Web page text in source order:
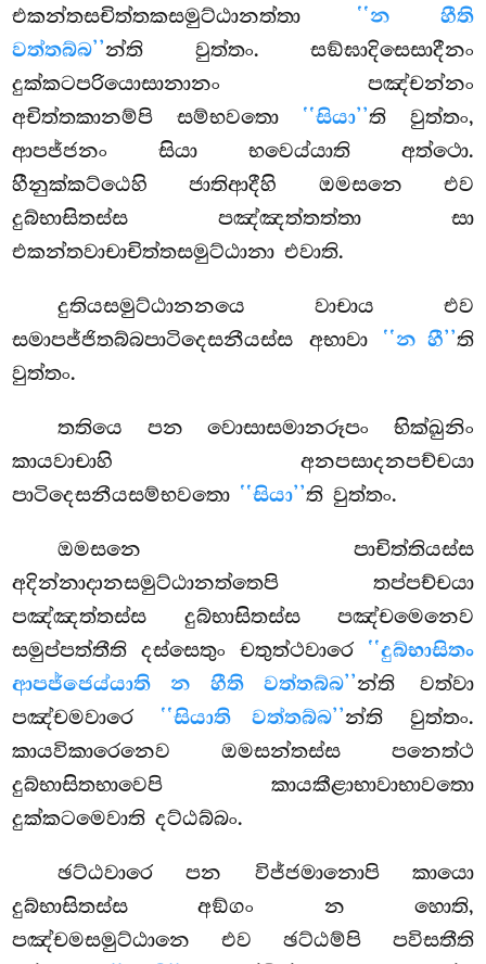
එකන්තසචිත්තකසමුට්ඨානත්තා ‘‘න හීති
වත්තබ්බ’’න්ති වුත්තං. සඞ්ඝාදිසෙසාදීනං
දුක්කටපරියොසානානං පඤ්චන්නං
අචිත්තකානම්පි සම්භවතො ‘‘සියා’’ති වුත්තං,
ආපජ්ජනං සියා භවෙය්යාති අත්ථො.
හීනුක්කට්ඨෙහි ජාතිආදීහි ඔමසනෙ එව
දුබ්භාසිතස්ස පඤ්ඤත්තත්තා සා
එකන්තවාචාචිත්තසමුට්ඨානා එවාති.
දුතියසමුට්ඨානනයෙ වාචාය එව
සමාපජ්ජිතබ්බපාටිදෙසනීයස්ස අභාවා ‘‘න හී’’ති
වුත්තං.
තතියෙ පන වොසාසමානරූපං භික්ඛුනිං
කායවාචාහි අනපසාදනපච්චයා
පාටිදෙසනීයසම්භවතො ‘‘සියා’’ති වුත්තං.
ඔමසනෙ පාචිත්තියස්ස
අදින්නාදානසමුට්ඨානත්තෙපි තප්පච්චයා
පඤ්ඤත්තස්ස දුබ්භාසිතස්ස පඤ්චමෙනෙව
සමුප්පත්තීති දස්සෙතුං චතුත්ථවාරෙ ‘‘දුබ්භාසිතං
ආපජ්ජෙය්යාති න හීති වත්තබ්බ’’න්ති වත්වා
පඤ්චමවාරෙ ‘‘සියාති වත්තබ්බ’’න්ති වුත්තං.
කායවිකාරෙනෙව ඔමසන්තස්ස පනෙත්ථ
දුබ්භාසිතභාවෙපි කායකීළාභාවාභාවතො
දුක්කටමෙවාති දට්ඨබ්බං.
ඡට්ඨවාරෙ පන විජ්ජමානොපි කායො
දුබ්භාසිතස්ස අඞ්ගං න හොති,
පඤ්චමසමුට්ඨානෙ එව ඡට්ඨම්පි පවිසතීති